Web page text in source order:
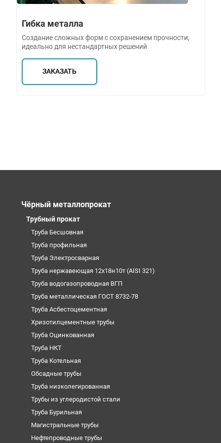
Гибка металла
Создание сложных форм с сохранением прочности,
идеально для нестандартных решений
ЗАКАЗАТЬ
Чёрный металлопрокат
Трубный прокат
Труба Бесшовная
Труба профильная
Труба Электросварная
Труба нержавеющая 12х18н10т (AISI 321)
Труба водогазопроводная ВГП
Труба металлическая ГОСТ 8732-78
Труба Асбестоцементная
Хризотилцементные трубы
Труба Оцинкованная
Труба НКТ
Труба Котельная
Обсадные трубы
Труба низколегированная
Трубы из углеродистой стали
Труба Бурильная
Магистральные трубы
Нефтепроводные трубы